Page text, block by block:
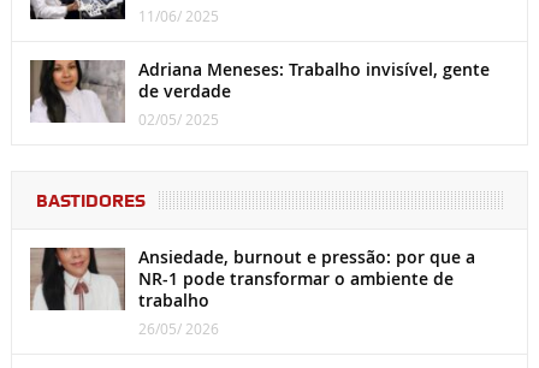
11/06/ 2025
Adriana Meneses: Trabalho invisível, gente
de verdade
02/05/ 2025
BASTIDORES
Ansiedade, burnout e pressão: por que a
NR-1 pode transformar o ambiente de
trabalho
26/05/ 2026